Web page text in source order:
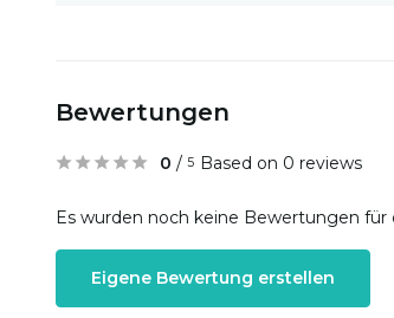
Bewertungen
0 / 5 Based on 0 reviews
Es wurden noch keine Bewertungen
Eigene Bewertung erstellen